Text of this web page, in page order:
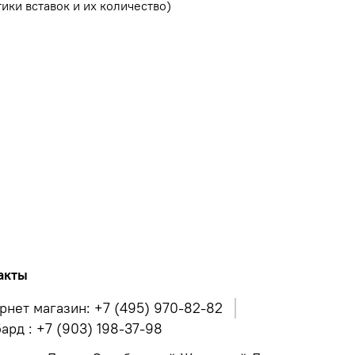
вставок и их количество)
магазин: +7 (495) 970-82-82
: +7 (903) 198-37-98